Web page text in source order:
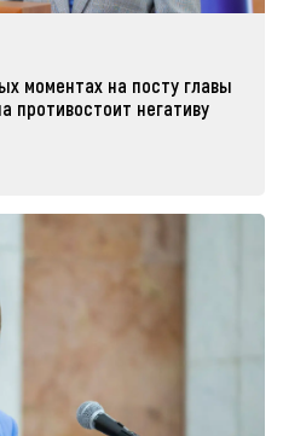
моментах на посту главы
противостоит негативу